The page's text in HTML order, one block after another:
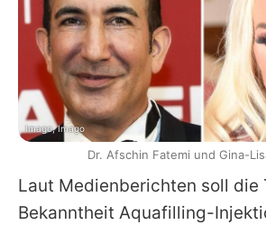
Laut Medienberichten soll die
Bekanntheit Aquafilling-
Imago, Imago
Dr. Afschin Fatemi und Gina-